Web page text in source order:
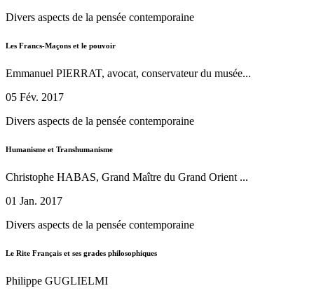
Divers aspects de la pensée contemporaine
Les Francs-Maçons et le pouvoir
Emmanuel PIERRAT, avocat, conservateur du musée...
05 Fév. 2017
Divers aspects de la pensée contemporaine
Humanisme et Transhumanisme
Christophe HABAS, Grand Maître du Grand Orient ...
01 Jan. 2017
Divers aspects de la pensée contemporaine
Le Rite Français et ses grades philosophiques
Philippe GUGLIELMI